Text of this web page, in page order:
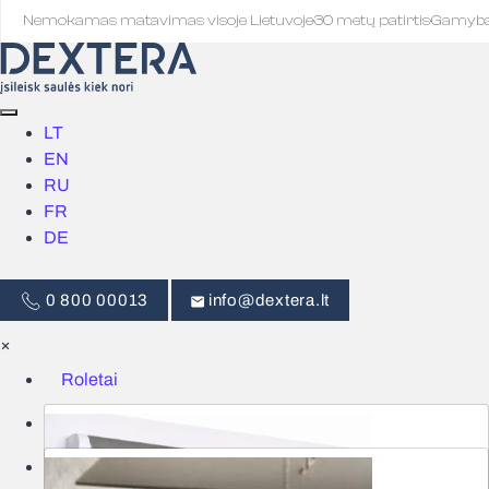
Nemokamas matavimas visoje Lietuvoje·30 metų patirtis·
LT
EN
RU
FR
DE
0 800 00013 info@dextera.lt
×
Roletai
Išmanus valdymas